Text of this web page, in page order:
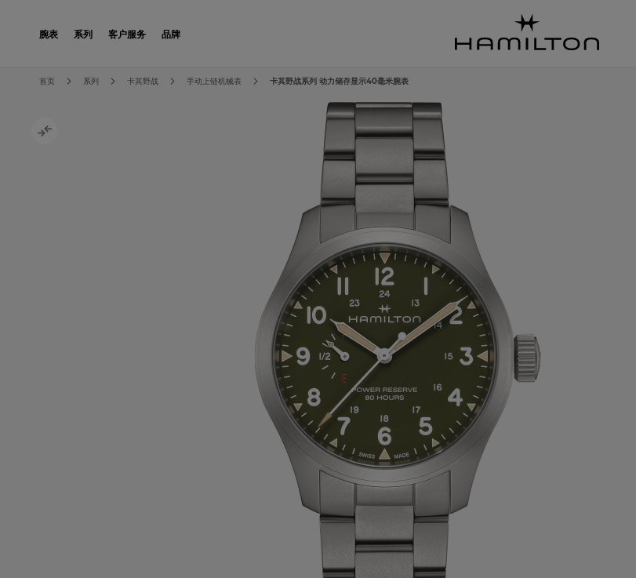
腕表 系列 客户服务 品牌
首页 系列 卡其野战 手动上链机械表 卡其野战系列 动力储存显示40毫米腕表